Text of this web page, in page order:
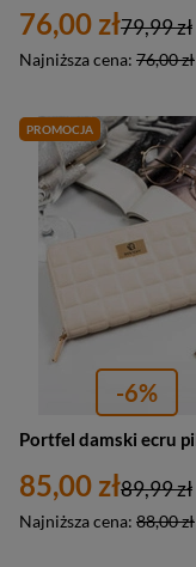
76,00 zł
Najniższa cena: 76,00 zł
79,99 zł
PROMOCJA
-6%
85,00 zł
Najniższa cena: 88,00 zł
89,99 zł